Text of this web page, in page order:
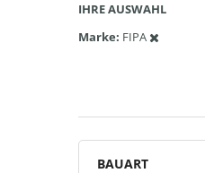
IHRE AUSWAHL
Marke FIPA
BAUART